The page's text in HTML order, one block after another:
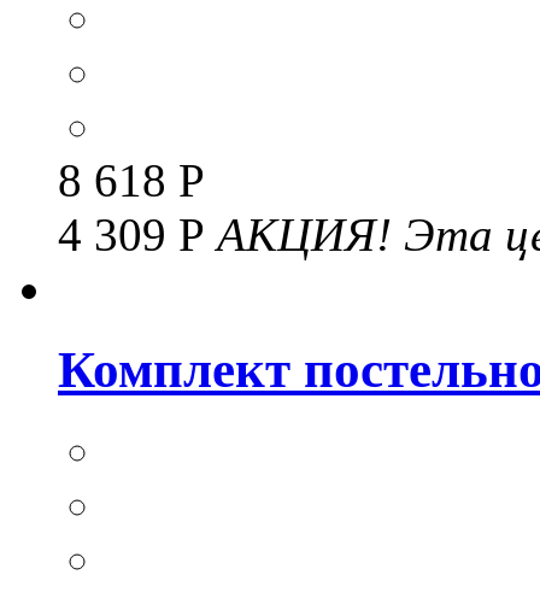
8 618 Р
4 309 РАКЦИЯ! Эта
Комплект